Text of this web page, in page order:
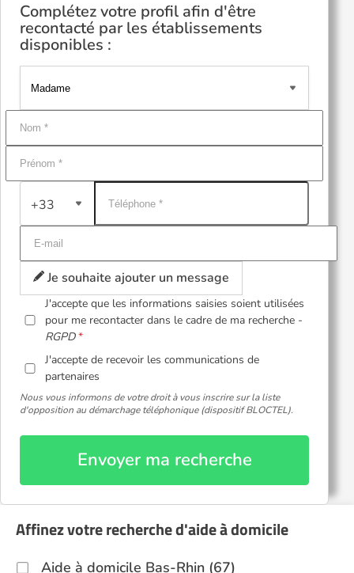
Complétez votre profil afin d'être
recontacté par les établissements
disponibles :
+33
Je souhaite ajouter un message
J'accepte que les informations saisies soient utilisées
pour me recontacter dans le cadre de ma recherche -
RGPD
J'accepte de recevoir les communications de
partenaires
Nous vous informons de votre droit à vous inscrire sur la liste
d'opposition au démarchage téléphonique (dispositif BLOCTEL).
Envoyer ma recherche
Affinez votre recherche d'aide à domicile
Aide à domicile Bas-Rhin (67)